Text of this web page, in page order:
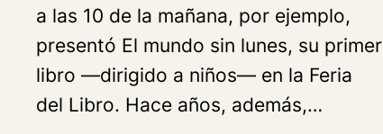
a las 10 de la mañana, por ejemplo,
presentó El mundo sin lunes, su primer
libro —dirigido a niños— en la Feria
del Libro. Hace años, además,…